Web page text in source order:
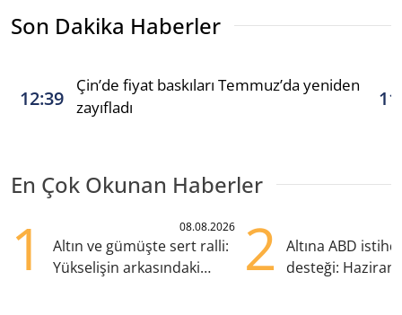
Son Dakika Haberler
12:39
Çin’de fiyat baskıları Temmuz’da yeniden
zayıfladı
En Çok Okunan Haberler
1 08.08.2026
Altın ve gümüşte sert ralli:
Yükselişin arkasındaki
2
Altına ABD
desteği: